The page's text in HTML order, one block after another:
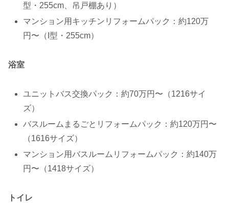
型・255cm、吊戸棚あり）
マンション用キッチンリフォームパック：約120万
円〜（I型・255cm）
浴室
ユニットバス交換パック：約70万円〜（1216サイ
ズ）
バスルームまるごとリフォームパック：約120万円〜
（1616サイズ）
マンション用バスルームリフォームパック：約140万
円〜（1418サイズ）
トイレ